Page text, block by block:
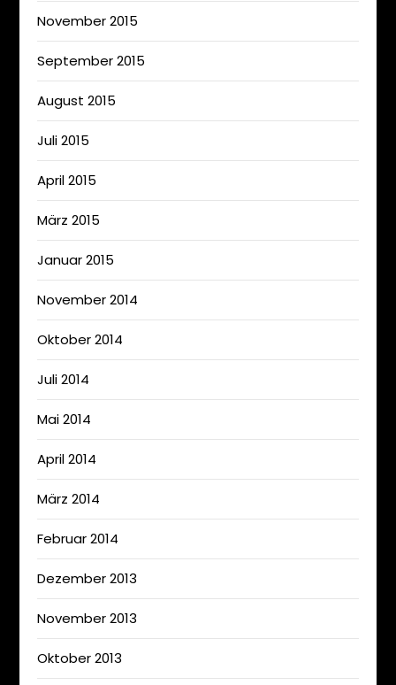
November 2015
September 2015
August 2015
Juli 2015
April 2015
März 2015
Januar 2015
November 2014
Oktober 2014
Juli 2014
Mai 2014
April 2014
März 2014
Februar 2014
Dezember 2013
November 2013
Oktober 2013